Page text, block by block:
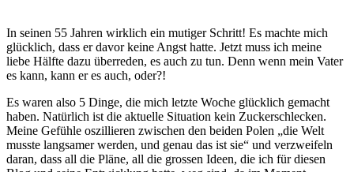
In seinen 55 Jahren wirklich ein mutiger Schritt! Es machte mich
glücklich, dass er davor keine Angst hatte. Jetzt muss ich meine
liebe Hälfte dazu überreden, es auch zu tun. Denn wenn mein Vater
es kann, kann er es auch, oder?!
Es waren also 5 Dinge, die mich letzte Woche glücklich gemacht
haben. Natürlich ist die aktuelle Situation kein Zuckerschlecken.
Meine Gefühle oszillieren zwischen den beiden Polen „die Welt
musste langsamer werden, und genau das ist sie“ und verzweifeln
daran, dass all die Pläne, all die grossen Ideen, die ich für diesen